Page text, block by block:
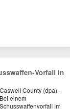
Vorfall in
Caswell County (dpa) -
Bei einem
Schusswaffenvorfall im